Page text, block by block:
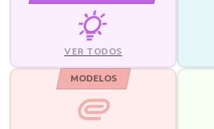
VER TODOS
MODELOS